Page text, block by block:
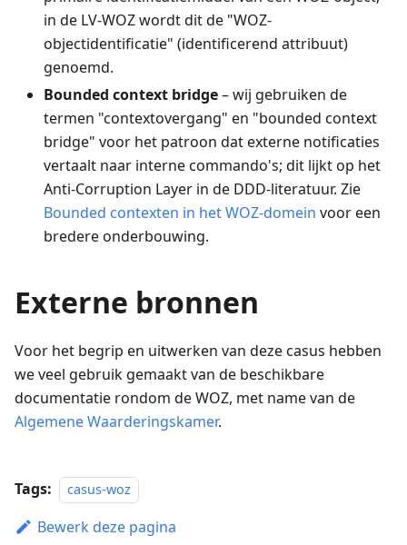
in de LV-WOZ wordt dit de "WOZ-
objectidentificatie" (identificerend attribuut)
genoemd.
Bounded context bridge– wij gebruiken de
termen "contextovergang" en "bounded context
bridge" voor het patroon dat externe notificaties
vertaalt naar interne commando's; dit lijkt op het
Anti-Corruption Layer in de DDD-literatuur. Zie
Bounded contexten in het WOZ-domein voor een
bredere onderbouwing.
Externe bronnen
Voor het begrip en uitwerken van deze casus hebben
we veel gebruik gemaakt van de beschikbare
documentatie rondom de WOZ, met name van de
Algemene Waarderingskamer.
Tags: casus-woz
Bewerk deze pagina